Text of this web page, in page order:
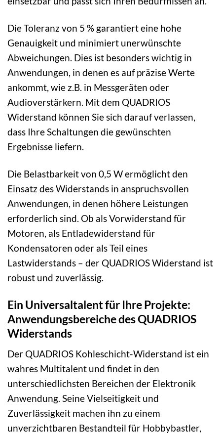
Die Toleranz von 5 % garantiert eine hohe
Genauigkeit und minimiert unerwünschte
Abweichungen. Dies ist besonders wichtig in
Anwendungen, in denen es auf präzise Werte
ankommt, wie z.B. in Messgeräten oder
Audioverstärkern. Mit dem QUADRIOS
Widerstand können Sie sich darauf verlassen,
dass Ihre Schaltungen die gewünschten
Ergebnisse liefern.
Die Belastbarkeit von 0,5 W ermöglicht den
Einsatz des Widerstands in anspruchsvollen
Anwendungen, in denen höhere Leistungen
erforderlich sind. Ob als Vorwiderstand für
Motoren, als Entladewiderstand für
Kondensatoren oder als Teil eines
Lastwiderstands – der QUADRIOS Widerstand ist
robust und zuverlässig.
Ein Universaltalent für Ihre Projekte:
Anwendungsbereiche des QUADRIOS
Widerstands
Der QUADRIOS Kohleschicht-Widerstand ist ein
wahres Multitalent und findet in den
unterschiedlichsten Bereichen der Elektronik
Anwendung. Seine Vielseitigkeit und
Zuverlässigkeit machen ihn zu einem
unverzichtbaren Bestandteil für Hobbybastler,